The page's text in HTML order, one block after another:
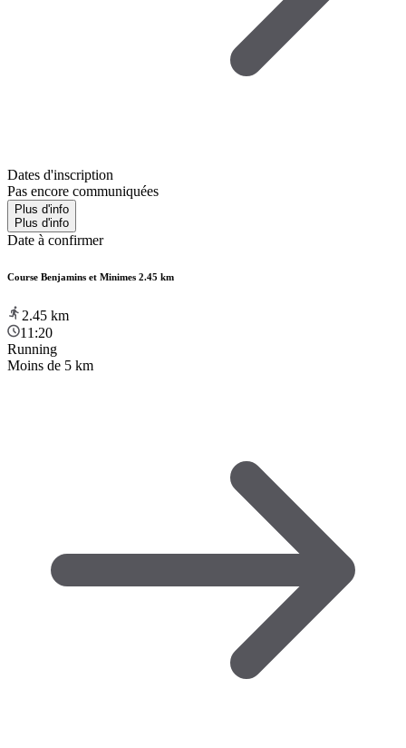
Dates d'inscription
Pas encore communiquées
Plus d'info
Plus d'info
Date à confirmer
Course Benjamins et Minimes 2.45 km
2.45 km
11:20
Running
Moins de 5 km